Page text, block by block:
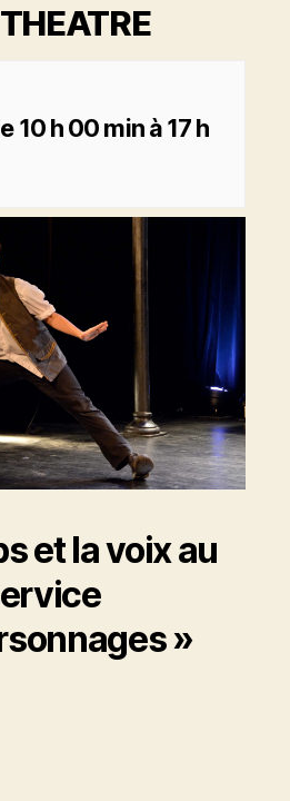
10 h 00 minà17 h
et la voix au
»